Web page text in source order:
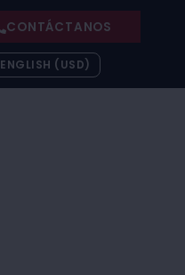
CONTÁCTANOS
ENGLISH (USD)